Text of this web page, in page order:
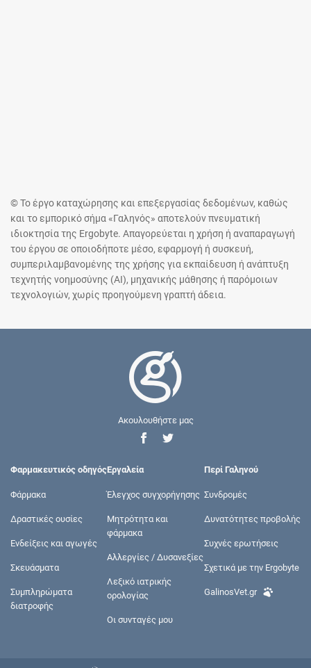
© Το έργο καταχώρησης και επεξεργασίας δεδομένων, καθώς
και το εμπορικό σήμα «Γαληνός» αποτελούν πνευματική
ιδιοκτησία της Ergobyte. Απαγορεύεται η χρήση ή αναπαραγωγή
του έργου σε οποιοδήποτε μέσο, εφαρμογή ή συσκευή,
συμπεριλαμβανομένης της χρήσης για εκπαίδευση ή ανάπτυξη
τεχνητής νοημοσύνης (AI), μηχανικής μάθησης ή παρόμοιων
τεχνολογιών, χωρίς προηγούμενη γραπτή άδεια.
Ακουλουθήστε μας
Φαρμακευτικός οδηγός
Φάρμακα
Δραστικές ουσίες
Ενδείξεις και αγωγές
Σκευάσματα
Συμπληρώματα
διατροφής
Εργαλεία
Έλεγχος συγχορήγησης
Μητρότητα και
φάρμακα
Αλλεργίες / Δυσανεξίες
Λεξικό ιατρικής
ορολογίας
Οι συνταγές μου
Περί Γαληνού
Συνδρομές
Δυνατότητες προβολής
Συχνές ερωτήσεις
Σχετικά με την Ergobyte
GalinosVet.gr